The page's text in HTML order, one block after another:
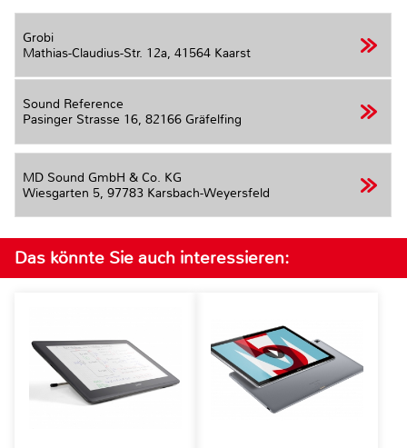
Grobi
Mathias-Claudius-Str. 12a, 41564 Kaarst
Sound Reference
Pasinger Strasse 16, 82166 Gräfelfing
MD Sound GmbH & Co. KG
Wiesgarten 5, 97783 Karsbach-Weyersfeld
Das könnte Sie auch interessieren: